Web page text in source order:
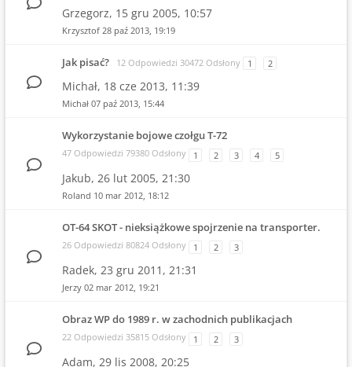
Grzegorz, 15 gru 2005, 10:57
Krzysztof 28 paź 2013, 19:19
Jak pisać? 12 Odpowiedzi 30472 Odsłony 1 2
Michał, 18 cze 2013, 11:39
Michał 07 paź 2013, 15:44
Wykorzystanie bojowe czołgu T-72
47 Odpowiedzi 79380 Odsłony 1 2 3 4 5
Jakub, 26 lut 2005, 21:30
Roland 10 mar 2012, 18:12
OT-64 SKOT - nieksiążkowe spojrzenie na transporter.
26 Odpowiedzi 80824 Odsłony 1 2 3
Radek, 23 gru 2011, 21:31
Jerzy 02 mar 2012, 19:21
Obraz WP do 1989 r. w zachodnich publikacjach
22 Odpowiedzi 35815 Odsłony 1 2 3
Adam, 29 lis 2008, 20:25